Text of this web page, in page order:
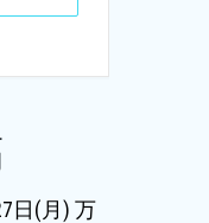
日(月) 万